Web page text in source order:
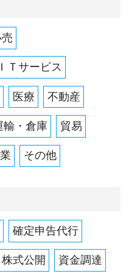
ＩＴサービス
医療 不動産
輸・倉庫 貿易
その他
確定申告代行
株式公開 資金調達